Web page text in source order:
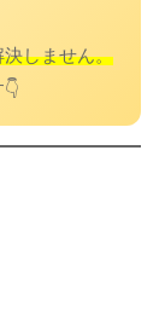
しません。